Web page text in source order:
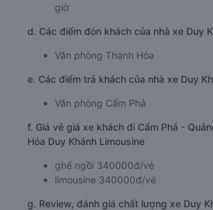
giờ
d. Các điểm đón khách của nhà xe Duy
Văn phòng Thanh Hóa
e. Các điểm trả khách của nhà xe Duy
Văn phòng Cẩm Phả
f. Giá vé giá xe khách đi Cẩm Phả -
Hóa Duy Khánh Limousine
ghế ngồi 340000đ/vé
limousine 340000đ/vé
g. Review, đánh giá chất lượng xe Duy